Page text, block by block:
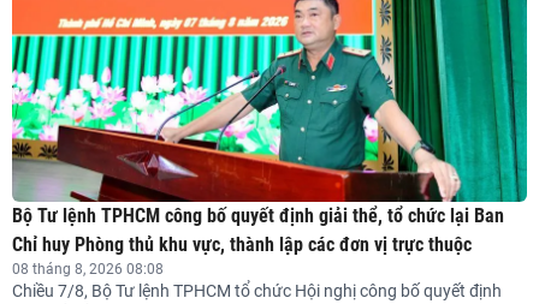
Bộ Tư lệnh TPHCM công bố quyết định giải thể, tổ chức lại Ban
Chỉ huy Phòng thủ khu vực, thành lập các đơn vị trực thuộc
08 tháng 8, 2026 08:08
Chiều 7/8, Bộ Tư lệnh TPHCM tổ chức Hội nghị công bố quyết định